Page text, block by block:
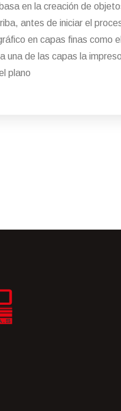
en la creación de
antes de iniciar el
en capas finas como
una de las capas la
plano